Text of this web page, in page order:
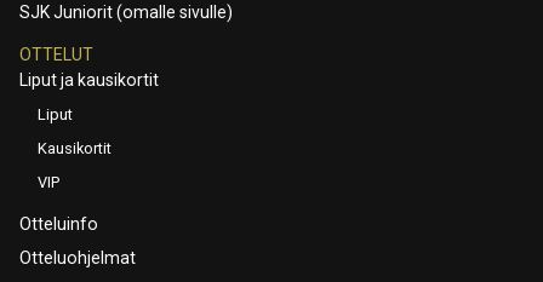
SJK Juniorit (omalle sivulle)
OTTELUT
Liput ja kausikortit
Liput
Kausikortit
VIP
Otteluinfo
Otteluohjelmat